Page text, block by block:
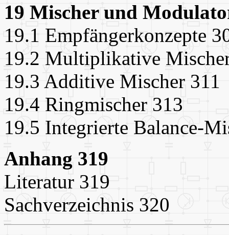
19 Mischer und
19.1 Empfängerkonzepte
19.2 Multiplikative
19.3 Additive Mischer 311
19.4 Ringmischer 313
19.5 Integrierte Balance-
Anhang 319
Literatur 319
Sachverzeichnis 320